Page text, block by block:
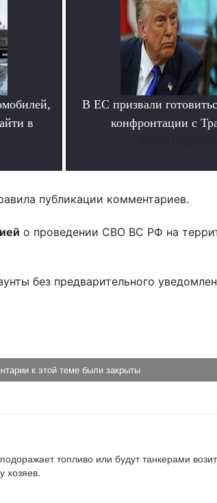
в
В ЕС призвали
конфронтации с
публикации комментариев.
о проведении СВО ВС РФ на
без предварительного
к этой теме были закрыты
топливо или будут танкерами
хозяев.